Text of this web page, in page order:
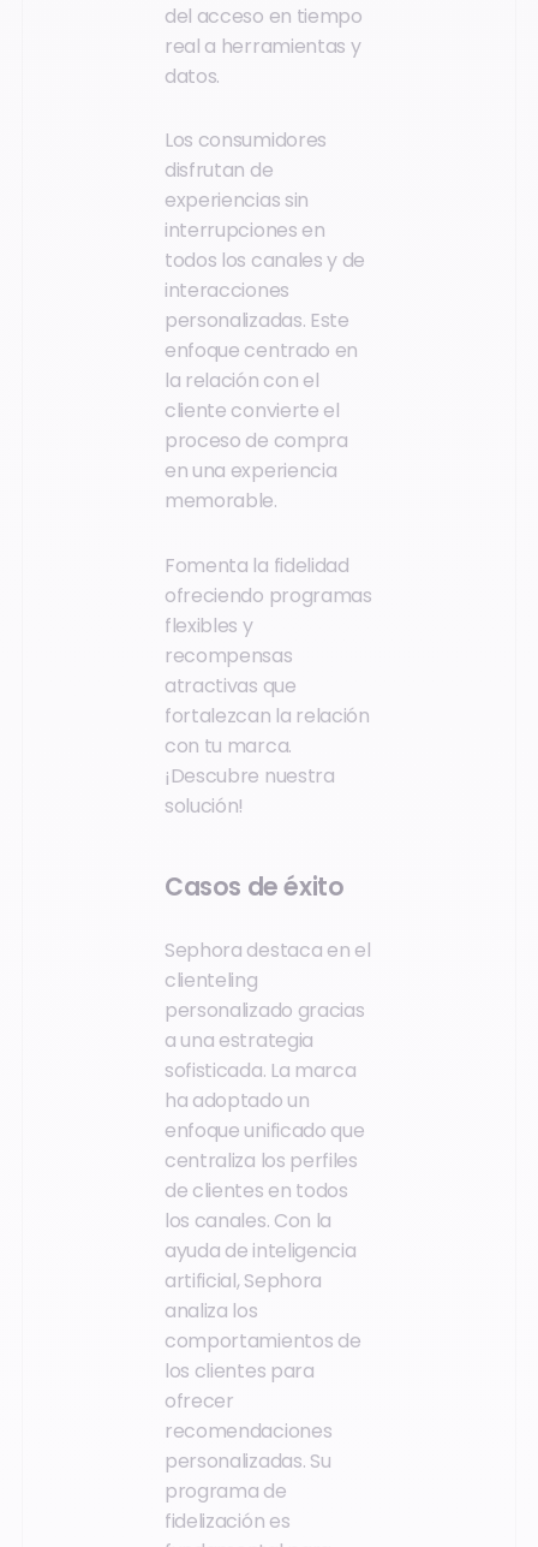
del acceso en tiempo
real a herramientas y
datos.
Los consumidores
disfrutan de
experiencias sin
interrupciones en
todos los canales y de
interacciones
personalizadas. Este
enfoque centrado en
la relación con el
cliente convierte el
proceso de compra
en una experiencia
memorable.
Fomenta la fidelidad
ofreciendo programas
flexibles y
recompensas
atractivas que
fortalezcan la relación
con tu marca.
¡Descubre nuestra
solución!
Casos de éxito
Sephora destaca en el
clienteling
personalizado gracias
a una estrategia
sofisticada. La marca
ha adoptado un
enfoque unificado que
centraliza los perfiles
de clientes en todos
los canales. Con la
ayuda de inteligencia
artificial, Sephora
analiza los
comportamientos de
los clientes para
ofrecer
recomendaciones
personalizadas. Su
programa de
fidelización es